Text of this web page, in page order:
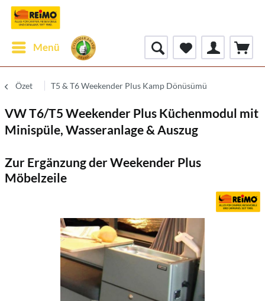
Menü
Özet T5 & T6 Weekender Plus Kamp Dönüsümü
VW T6/T5 Weekender Plus Küchenmodul mit
Minispüle, Wasseranlage & Auszug
Zur Ergänzung der Weekender Plus
Möbelzeile